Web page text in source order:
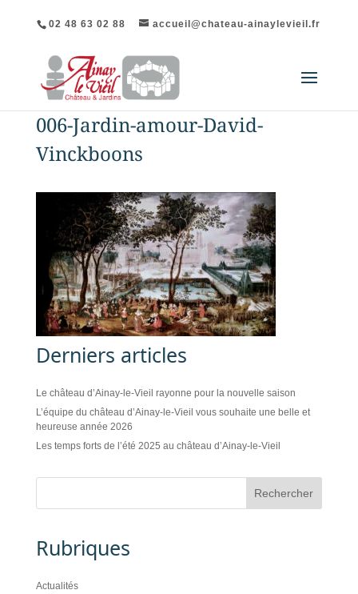
02 48 63 02 88 accueil@chateau-ainaylevieil.fr
006-Jardin-amour-David-
Vinckboons
Derniers articles
Le château d’Ainay-le-Vieil rayonne pour la nouvelle saison
L’équipe du château d’Ainay-le-Vieil vous souhaite une belle et
heureuse année 2026
Les temps forts de l’été 2025 au château d’Ainay-le-Vieil
Rubriques
Actualités